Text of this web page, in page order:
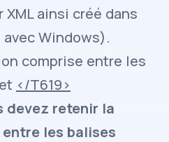
ainsi créé dans
Windows).
comprise entre les
et </T619>
devez retenir la
les balises